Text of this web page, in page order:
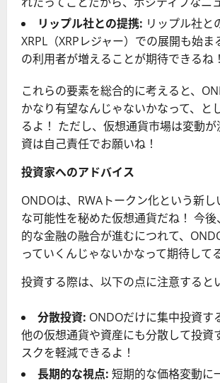
リップル社との提携: リップル社と
XRPL（XRPレジャー）での展開も始
の利用者が増えることが期待できるね！
これらの要素を総合的に考えると、
かなり有望なんじゃないかなって、と
るよ！ ただし、仮想通貨市場は変動
資は自己責任でお願いね！
投資家へのアドバイス
ONDOは、RWAトークン化という新し
な可能性を秘めた仮想通貨だね！ 今
的な金融の融合が進むにつれて、
っていくんじゃないかなって期待して
投資する際は、以下の点に注意すると
分散投資: ONDOだけに集中投資す
他の仮想通貨や資産にも分散して投資
スクを軽減できるよ！
長期的な視点: 短期的な価格変動に